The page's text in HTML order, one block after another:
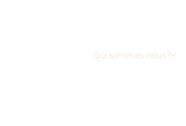
Qui sommes-nous?